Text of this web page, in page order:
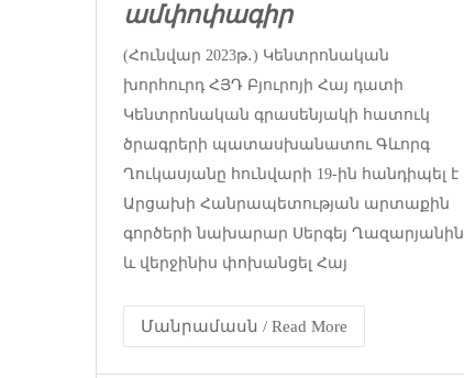
ամփոփագիր
(Հունվար 2023թ․) Կենտրոնական
խորհուրդ ՀՅԴ Բյուրոյի Հայ դատի
Կենտրոնական գրասենյակի հատուկ
ծրագրերի պատասխանատու Գևորգ
Ղուկասյանը հունվարի 19-ին հանդիպել է
Արցախի Հանրապետության արտաքին
գործերի նախարար Սերգեյ Ղազարյանին
և վերջինիս փոխանցել Հայ
Մանրամասն / Read More